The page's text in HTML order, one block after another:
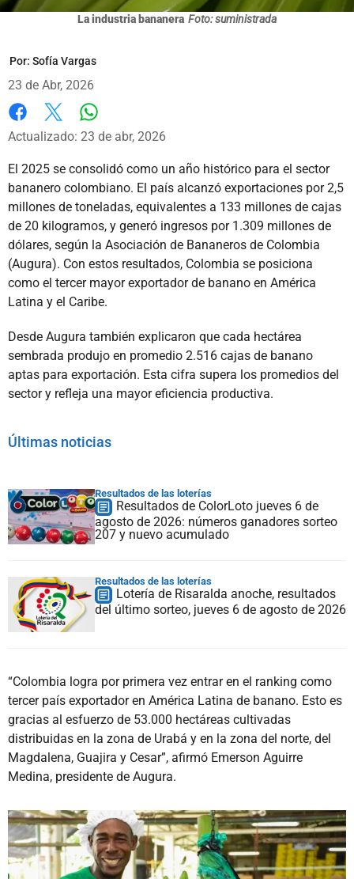
La industria bananera Foto: suministrada
Por: Sofía Vargas
23 de Abr, 2026
Facebook
X
Actualizado: 23 de abr, 2026
El 2025 se consolidó como un año histórico para el sector
bananero colombiano. El país alcanzó exportaciones por 2,5
millones de toneladas, equivalentes a 133 millones de cajas
de 20 kilogramos, y generó ingresos por 1.309 millones de
dólares, según la Asociación de Bananeros de Colombia
(Augura). Con estos resultados, Colombia se posiciona
como el tercer mayor exportador de banano en América
Latina y el Caribe.
Desde Augura también explicaron que cada hectárea
sembrada produjo en promedio 2.516 cajas de banano
aptas para exportación. Esta cifra supera los promedios del
sector y refleja una mayor eficiencia productiva.
Últimas noticias
Resultados de las loterías
Resultados de ColorLoto jueves 6 de
agosto de 2026: números ganadores sorteo
207 y nuevo acumulado
Resultados de las loterías
Lotería de Risaralda anoche, resultados
del último sorteo, jueves 6 de agosto de 2026
“Colombia logra por primera vez entrar en el ranking como
tercer país exportador en América Latina de banano. Esto es
gracias al esfuerzo de 53.000 hectáreas cultivadas
distribuidas en la zona de Urabá y en la zona del norte, del
Magdalena, Guajira y Cesar”, afirmó Emerson Aguirre
Medina, presidente de Augura.